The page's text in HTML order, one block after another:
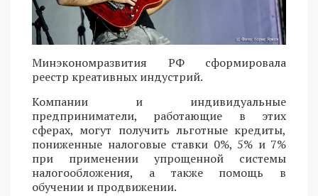
Минэкономразвития РФ сформировала
реестр креативных индустрий.
Компании и индивидуальные
предприниматели, работающие в этих
сферах, могут получить льготные кредиты,
пониженные налоговые ставки 0%, 5% и 7%
при применении упрощенной системы
налогообложения, а также помощь в
обучении и продвижении.